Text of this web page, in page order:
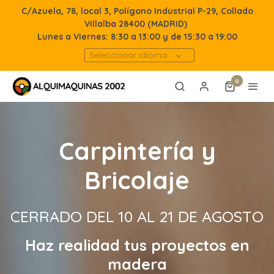
C/Azuela, 78, local 3, Polígono Industrial P-29, Collado
Villalba 28400 (MADRID)
Lunes a Viernes: 8:30 a 13:00 y de 15:30 a 19:00
Seleccionar idioma
0
Carpintería y
Bricolaje
CERRADO DEL 10 AL 21 DE AGOSTO
Haz realidad tus proyectos en
madera